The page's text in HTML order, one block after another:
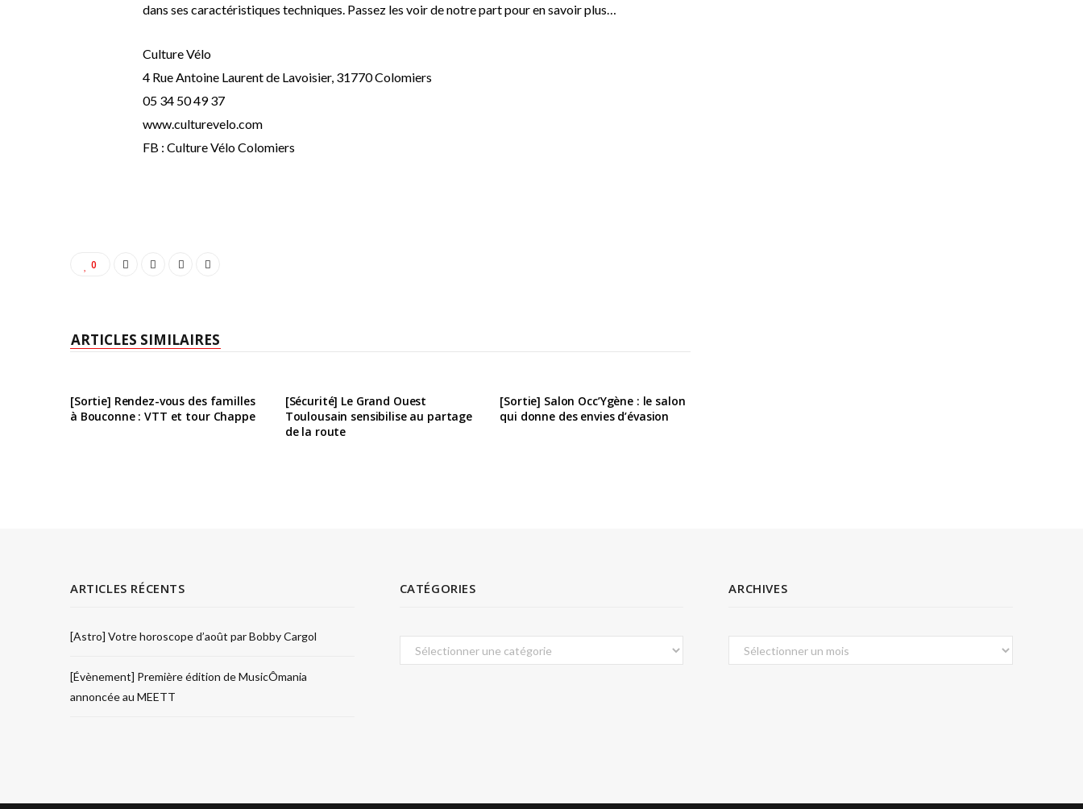
dans ses caractéristiques techniques. Passez les voir de notre part pour en savoir plus…
Culture Vélo
4 Rue Antoine Laurent de Lavoisier, 31770 Colomiers
05 34 50 49 37
www.culturevelo.com
FB : Culture Vélo Colomiers
0
ARTICLES SIMILAIRES
[Sortie] Rendez-vous des familles
à Bouconne : VTT et tour Chappe
[Sécurité] Le Grand Ouest
Toulousain sensibilise au partage
de la route
[Sortie] Salon Occ’Ygène : le salon
qui donne des envies d’évasion
ARTICLES RÉCENTS
[Astro] Votre horoscope d’août par Bobby Cargol
[Évènement] Première édition de MusicÔmania
annoncée au MEETT
CATÉGORIES
Catégories
ARCHIVES
Archives